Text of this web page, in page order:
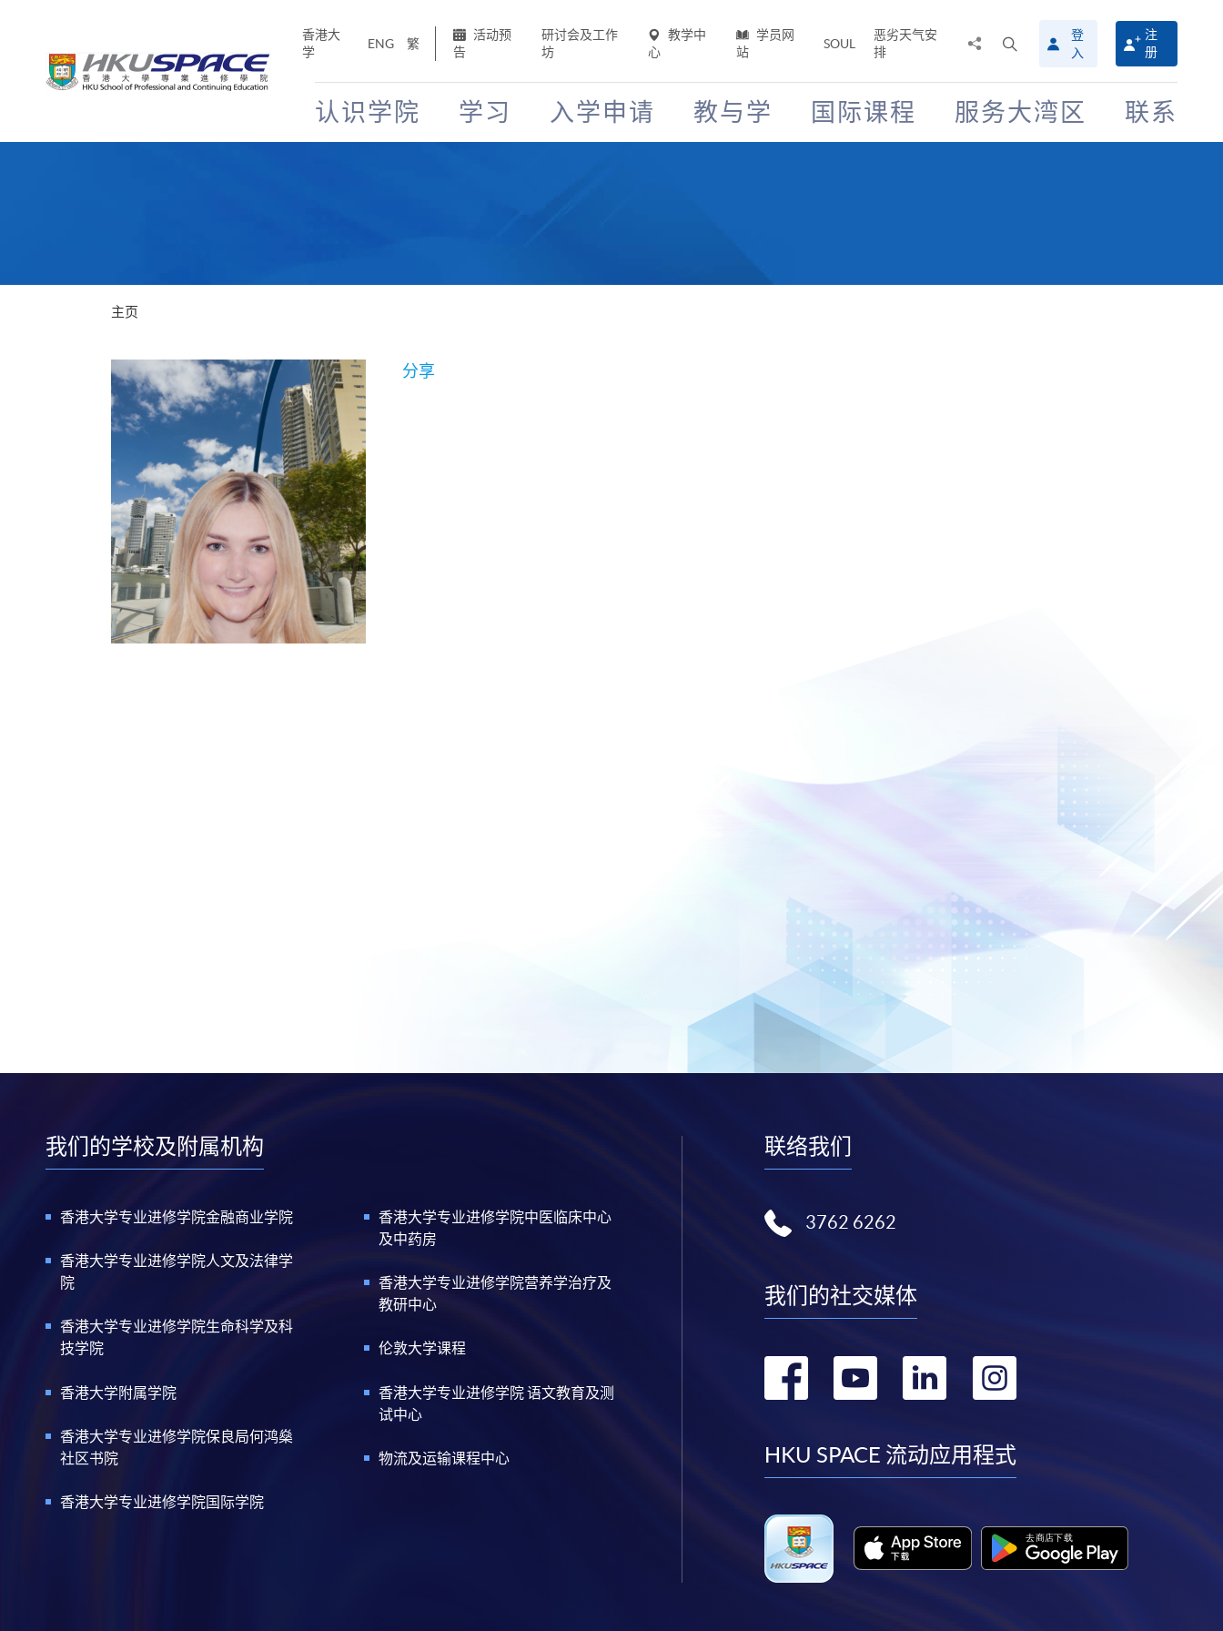
香港大
学
ENG 繁
活动预
告
研讨会及工作
坊
教学中
心
学员网
站
SOUL
恶劣天气安
排
搜
寻
介
面
登
入
注
册
认识学院 学习 入学申请 教与学 国际课程 服务大湾区 联系
主页
分享
我们的学校及附属机构
香港大学专业进修学院金融商业学院
香港大学专业进修学院人文及法律学
院
香港大学专业进修学院生命科学及科
技学院
香港大学附属学院
香港大学专业进修学院保良局何鸿燊
社区书院
香港大学专业进修学院国际学院
香港大学专业进修学院中医临床中心
及中药房
香港大学专业进修学院营养学治疗及
教研中心
伦敦大学课程
香港大学专业进修学院 语文教育及测
试中心
物流及运输课程中心
联络我们
3762 6262
我们的社交媒体
转
facebook
转
youtube
转
linkedin
转
instagram
HKU SPACE 流动应用程式